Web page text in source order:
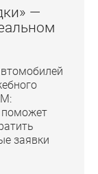
—
поможет
заявки